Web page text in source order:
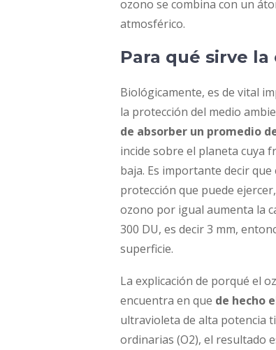
ozono se combina con un
atmosférico.
Para qué sirve la
Biológicamente, es de vital
la protección del medio
de absorber un promedio
incide sobre el planeta cuya
baja. Es importante decir
protección que puede
ozono por igual aumenta la
300 DU, es decir 3 mm,
superficie.
La explicación de porqué el
encuentra en que de hecho
ultravioleta de alta potencia
ordinarias (O2), el resultado